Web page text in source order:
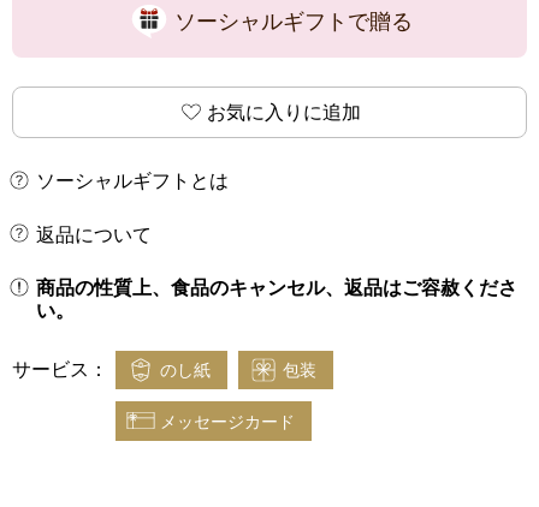
ソーシャルギフトで贈る
お気に入りに追加
ソーシャルギフトとは
返品について
商品の性質上、食品のキャンセル、返品はご容赦くださ
い。
サービス： のし紙 包装
メッセージカード